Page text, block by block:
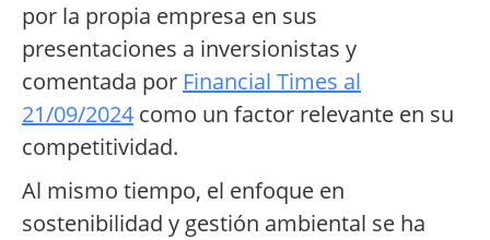
por la propia empresa en sus
presentaciones a inversionistas y
comentada por Financial Times al
21/09/2024 como un factor relevante en su
competitividad.
Al mismo tiempo, el enfoque en
sostenibilidad y gestión ambiental se ha